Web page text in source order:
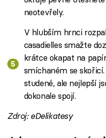
neotevřely.
V hlubším hrnci
casadielles smažte
krátce okapat na
smíchaném se
studené, ale nejlepší
dokonale spojí.
Zdroj: eDelikatesy